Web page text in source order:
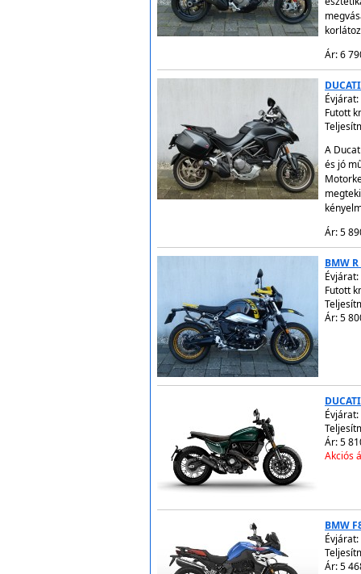
Ár: 6
Évjárat:
Futott
A
és jó
Ár: 5
BMW
Évjárat:
Futott
Ár: 5
Évjárat:
Ár: 5
Akciós
BMW
Évjárat:
Ár: 5